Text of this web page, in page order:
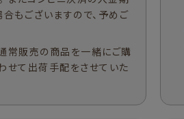
もございますので、予めご
常販売の商品を一緒にご購
せて出荷手配をさせていた